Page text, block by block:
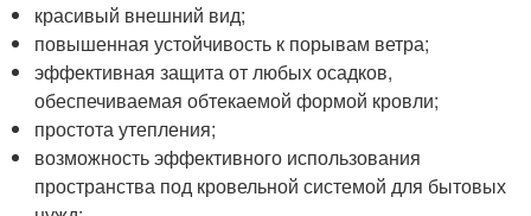
красивый внешний вид;
повышенная устойчивость к порывам ветра;
эффективная защита от любых осадков,
обеспечиваемая обтекаемой формой кровли;
простота утепления;
возможность эффективного использования
пространства под кровельной системой для бытовых